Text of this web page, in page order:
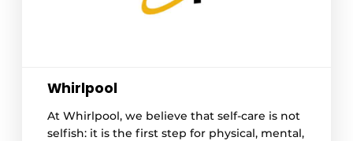
Whirlpool
At Whirlpool, we believe that self-care is not
selfish: it is the first step for physical, mental,